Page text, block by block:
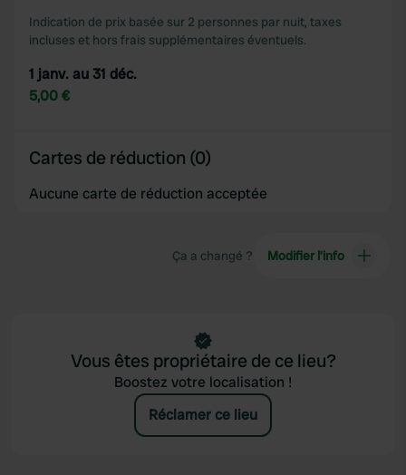
Indication de prix basée sur 2 personnes par nuit, taxes
incluses et hors frais supplémentaires éventuels.
1 janv. au 31 déc.
5,00 €
Cartes de réduction (0)
Aucune carte de réduction acceptée
Ça a changé ? Modifier l’info
Vous êtes propriétaire de ce lieu?
Boostez votre localisation !
Réclamer ce lieu